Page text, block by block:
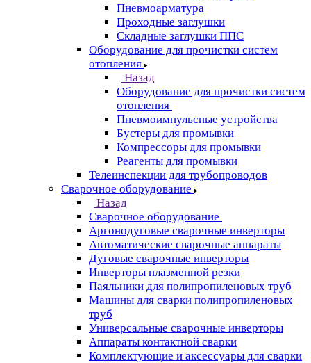
Пневмоарматура
Проходные заглушки
Складные заглушки ППС
Оборудование для прочистки систем
отопления
Назад
Оборудование для прочистки систем
отопления
Пневмоимпульсные устройства
Бустеры для промывки
Компрессоры для промывки
Реагенты для промывки
Телеинспекции для трубопроводов
Сварочное оборудование
Назад
Сварочное оборудование
Аргонодуговые сварочные инверторы
Автоматические сварочные аппараты
Дуговые сварочные инверторы
Инверторы плазменной резки
Паяльники для полипропиленовых труб
Машины для сварки полипропиленовых
труб
Универсальные сварочные инверторы
Аппараты контактной сварки
Комплектующие и аксессуары для сварки